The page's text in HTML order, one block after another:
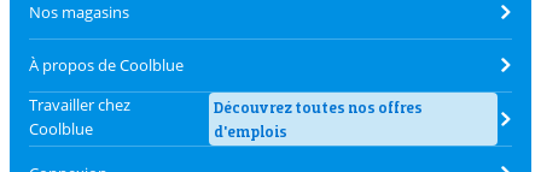
Nos magasins
À propos de Coolblue
Travailler chez
Coolblue
Découvrez toutes nos offres
d'emplois